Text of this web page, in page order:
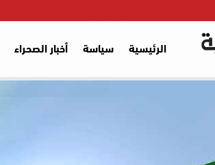
الرئيسية سياسة أخبار الصحراء